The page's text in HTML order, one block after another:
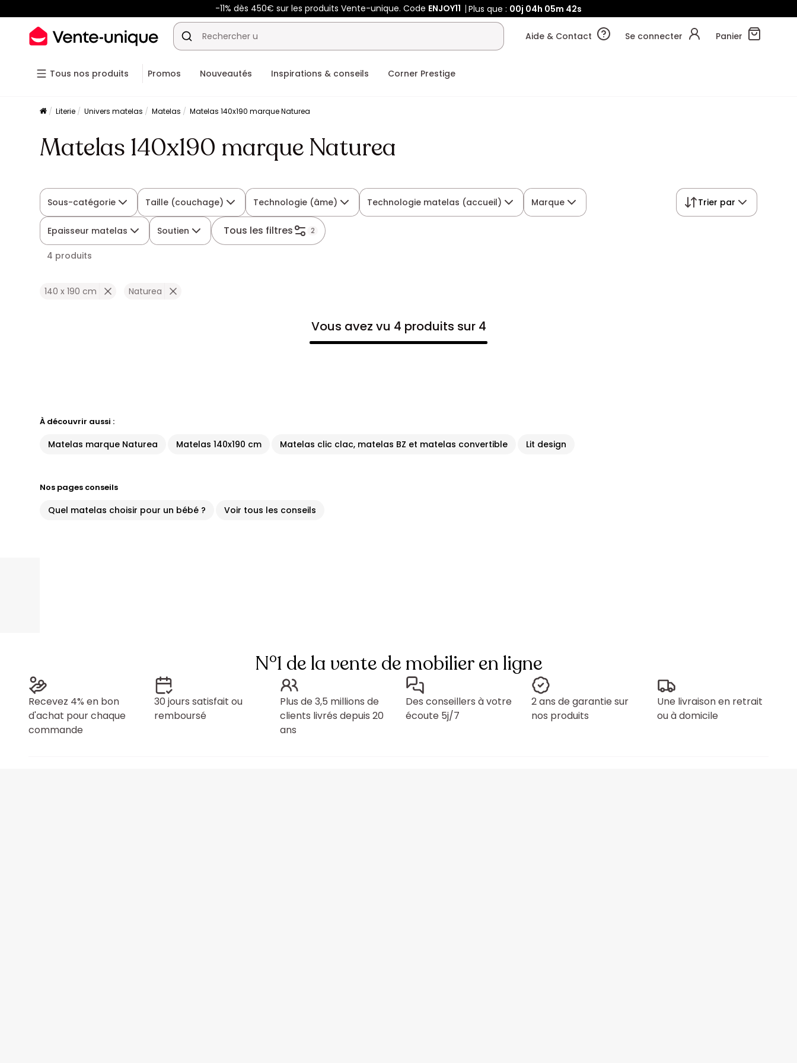
-11% dès 450€ sur les produits Vente-unique. CodeENJOY11 Plus que :00j 04h 05m 41s
Aide & Contact Se connecter Panier
Tous nos produits Promos Nouveautés Inspirations & conseils Corner Prestige
Literie Univers matelas Matelas Matelas 140x190 marque Naturea
Matelas 140x190 marque Naturea
Sous-catégorie Taille (couchage) Technologie (âme) Technologie matelas (accueil) Marque
Epaisseur matelas Soutien Tous les filtres 2
Trier par
4 produits
140 x 190 cm Naturea
Vous avez vu 4 produits sur 4
À découvrir aussi :
Matelas marque Naturea Matelas 140x190 cm Matelas clic clac, matelas BZ et matelas convertible Lit design
Nos pages conseils
Quel matelas choisir pour un bébé ? Voir tous les conseils
N°1 de la vente de mobilier en ligne
Recevez 4% en bon
d'achat pour chaque
commande
30 jours satisfait ou
remboursé
Plus de 3,5 millions de
clients livrés depuis 20
ans
Des conseillers à votre
écoute 5j/7
2 ans de garantie sur
nos produits
Une livraison en retrait
ou à domicile